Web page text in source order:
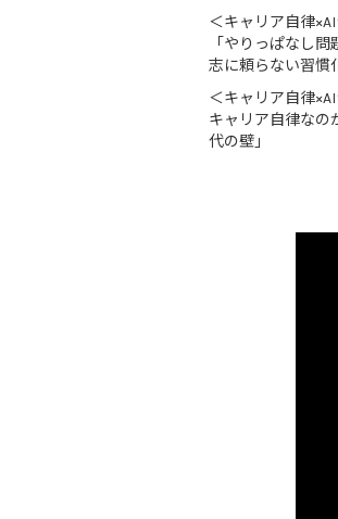
＜キャリア自律
「やりっぱなし
志に頼らない習慣
＜キャリア自律
キャリア自律なの
代の壁」